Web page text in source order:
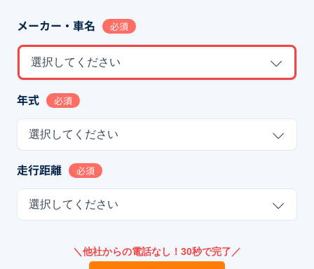
メーカー・車名 必須
選択してください
年式 必須
選択してください
走行距離 必須
選択してください
＼他社からの電話なし！30秒で完了／